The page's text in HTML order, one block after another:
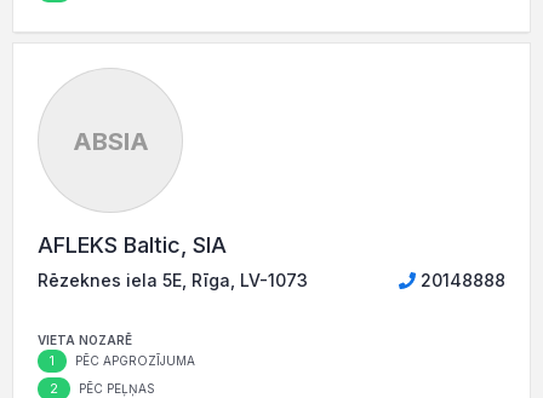
ABSIA
AFLEKS Baltic, SIA
Rēzeknes iela 5E, Rīga, LV-1073 20148888
VIETA NOZARĒ
1 PĒC APGROZĪJUMA
2 PĒC PEĻŅAS